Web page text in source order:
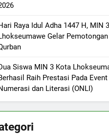
Raya Idul Adha 1447 H, MIN
Gelar
Siswa MIN 3 Kota
Raih Prestasi Pada
dan Literasi (ONLI)